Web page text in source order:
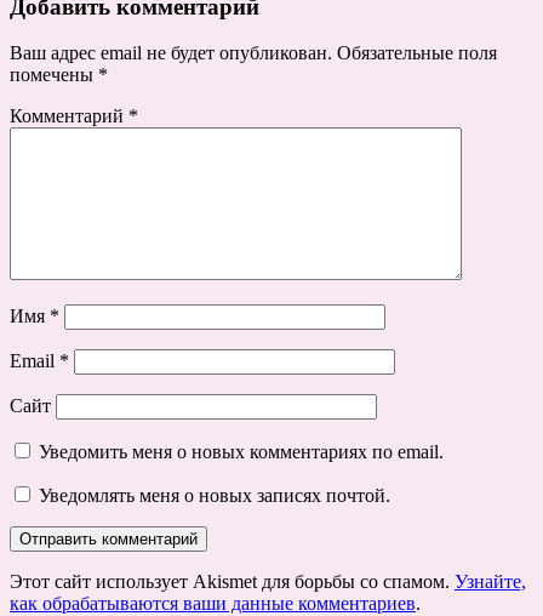
Добавить комментарий
Ваш адрес email не будет опубликован. Обязательные поля
помечены *
Комментарий *
Имя *
Email *
Сайт
Уведомить меня о новых комментариях по email.
Уведомлять меня о новых записях почтой.
Этот сайт использует Akismet для борьбы со спамом. Узнайте,
как обрабатываются ваши данные комментариев.